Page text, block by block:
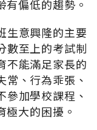
有偏低的趨勢。
生意興隆的主要
數至上的考試制
不能滿足家長的
、行為乖張、
參加學校課程、
大的困擾。